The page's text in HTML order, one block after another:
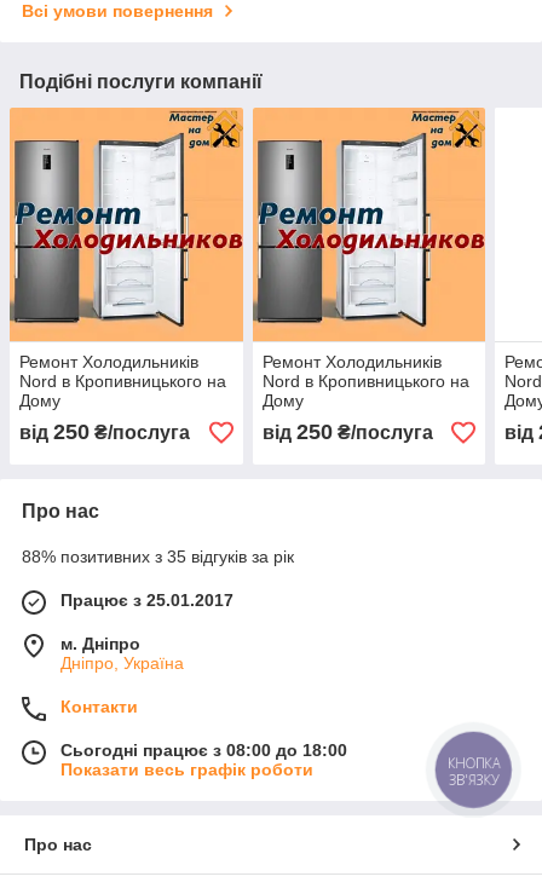
Всі умови повернення
Подібні послуги компанії
Ремонт Холодильників
Nord в Кропивницького на
Дому
від 250 ₴/послуга
Ремонт Холодильників
Nord в Кропивницького на
Дому
від 250₴/послуга від
Про нас
88% позитивних з 35 відгуків за рік
Працює з 25.01.2017
м. Дніпро
Дніпро, Україна
Контакти
Сьогодні працює з 08:00 до 18:00
Показати весь графік роботи
Про нас
КНОПКА
ЗВ'ЯЗКУ